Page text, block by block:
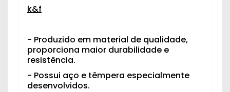
k&f
- Produzido em material de qualidade,
proporciona maior durabilidade e
resistência.
- Possui aço e têmpera especialmente
desenvolvidos.